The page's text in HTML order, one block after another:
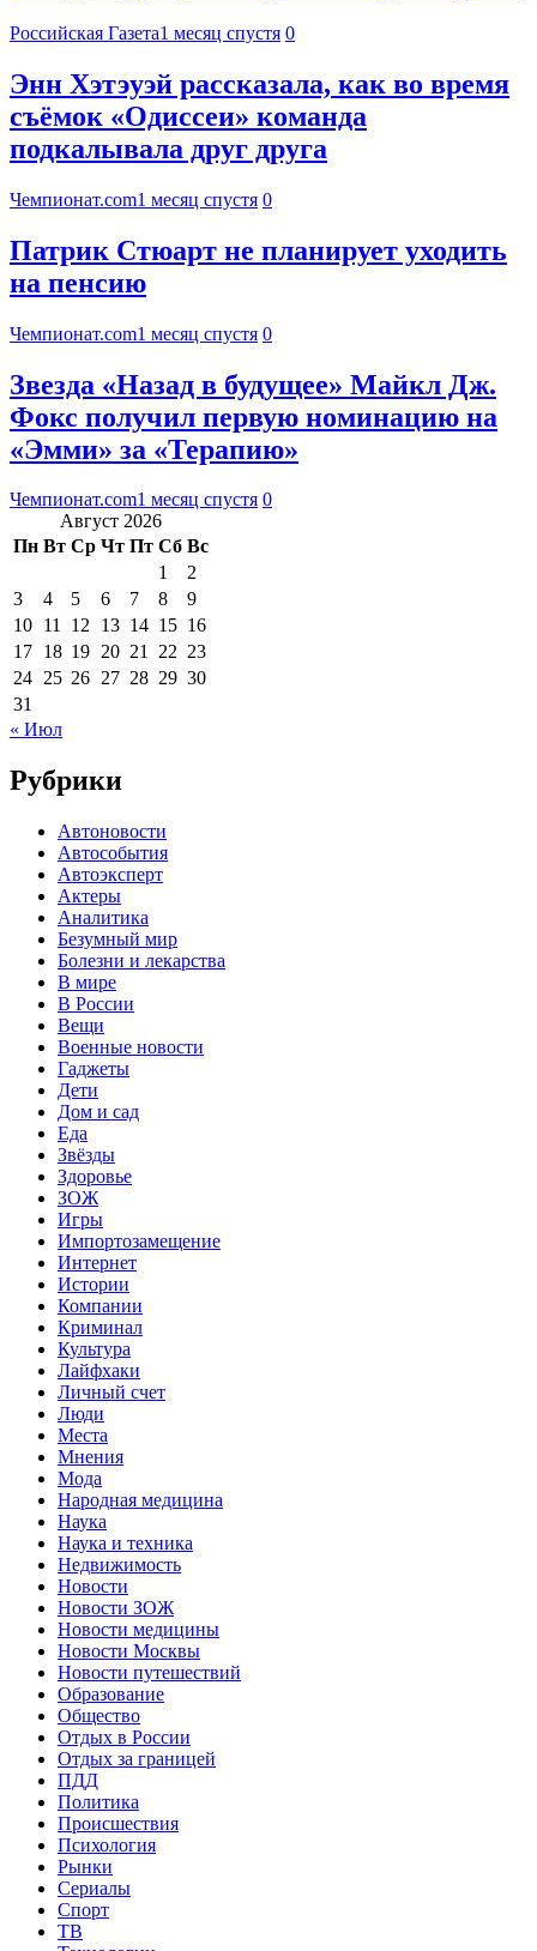
Российская Газета1 месяц спустя 0
Энн Хэтэуэй рассказала, как во время
съёмок «Одиссеи» команда
подкалывала друг друга
Чемпионат.com1 месяц спустя 0
Патрик Стюарт не планирует уходить
на пенсию
Чемпионат.com1 месяц спустя 0
Звезда «Назад в будущее» Майкл Дж.
Фокс получил первую номинацию на
«Эмми» за «Терапию»
Чемпионат.com1 месяц спустя 0
Август 2026
Пн Вт Ср Чт Пт Сб Вс
1
2
3
4 5 6 7 8
9
10 11 12 13 14 15 16
17 18 19 20 21 22 23
24 25 26 27 28 29 30
31
« Июл
Рубрики
Автоновости
Автособытия
Автоэксперт
Актеры
Аналитика
Безумный мир
Болезни и лекарства
В мире
В России
Вещи
Военные новости
Гаджеты
Дети
Дом и сад
Еда
Звёзды
Здоровье
ЗОЖ
Игры
Импортозамещение
Интернет
Истории
Компании
Криминал
Культура
Лайфхаки
Личный счет
Люди
Места
Мнения
Мода
Народная медицина
Наука
Наука и техника
Недвижимость
Новости
Новости ЗОЖ
Новости медицины
Новости Москвы
Новости путешествий
Образование
Общество
Отдых в России
Отдых за границей
ПДД
Политика
Происшествия
Психология
Рынки
Сериалы
Спорт
ТВ